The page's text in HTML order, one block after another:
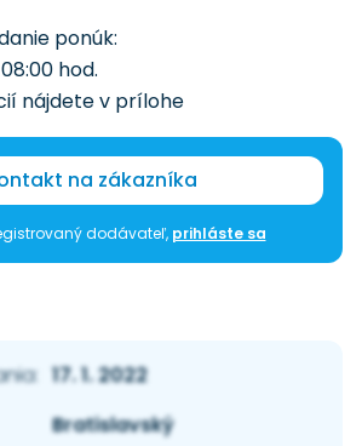
ponúk:
hod.
nájdete v prílohe
na zákazníka
dodávateľ, prihláste sa
17. 1. 2022
Bratislavský